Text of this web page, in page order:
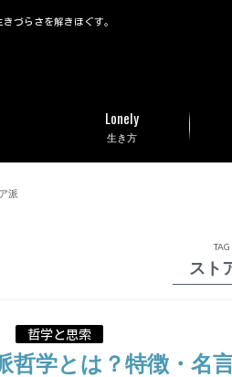
づらさを解きほぐす。
生き方
Lonely
派
TAG
スト
哲学と思索
哲学とは？特徴・名